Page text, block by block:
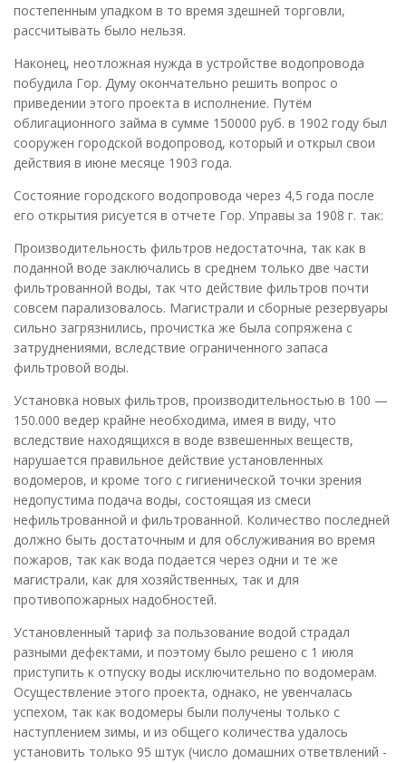
постепенным упадком в то время здешней торговли,
рассчитывать было нельзя.
Наконец, неотложная нужда в устройстве водопровода
побудила Гор. Думу окончательно решить вопрос о
приведении этого проекта в исполнение. Путём
облигационного займа в сумме 150000 руб. в 1902 году был
сооружен городской водопровод, который и открыл свои
действия в июне месяце 1903 года.
Состояние городского водопровода через 4,5 года после
его открытия рисуется в отчете Гор. Управы за 1908 г. так:
Производительность фильтров недостаточна, так как в
поданной воде заключались в среднем только две части
фильтрованной воды, так что действие фильтров почти
совсем парализовалось. Магистрали и сборные резервуары
сильно загрязнились, прочистка же была сопряжена с
затруднениями, вследствие ограниченного запаса
фильтровой воды.
Установка новых фильтров, производительностью в 100 —
150.000 ведер крайне необходима, имея в виду, что
вследствие находящихся в воде взвешенных веществ,
нарушается правильное действие установленных
водомеров, и кроме того с гигиенической точки зрения
недопустима подача воды, состоящая из смеси
нефильтрованной и фильтрованной. Количество последней
должно быть достаточным и для обслуживания во время
пожаров, так как вода подается через одни и те же
магистрали, как для хозяйственных, так и для
противопожарных надобностей.
Установленный тариф за пользование водой страдал
разными дефектами, и поэтому было решено с 1 июля
приступить к отпуску воды исключительно по водомерам.
Осуществление этого проекта, однако, не увенчалась
успехом, так как водомеры были получены только с
наступлением зимы, и из общего количества удалось
установить только 95 штук (число домашних ответвлений -